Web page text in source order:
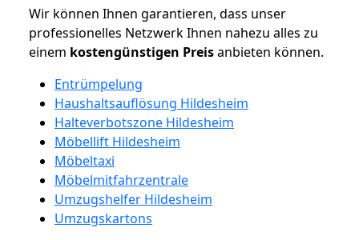
Wir können Ihnen garantieren, dass unser
professionelles Netzwerk Ihnen nahezu alles zu
einem kostengünstigen Preisanbieten können.
Entrümpelung
Haushaltsauflösung Hildesheim
Halteverbotszone Hildesheim
Möbellift Hildesheim
Möbeltaxi
Möbelmitfahrzentrale
Umzugshelfer Hildesheim
Umzugskartons